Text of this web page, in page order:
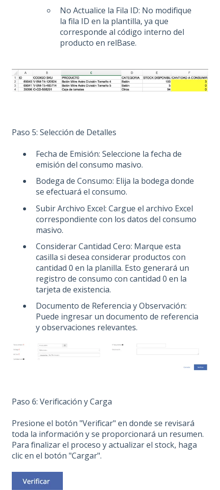
No Actualice la Fila ID: No modifique
la fila ID en la plantilla, ya que
corresponde al código interno del
producto en relBase.
Paso 5: Selección de Detalles
Fecha de Emisión: Seleccione la fecha de
emisión del consumo masivo.
Bodega de Consumo: Elija la bodega donde
se efectuará el consumo.
Subir Archivo Excel: Cargue el archivo Excel
correspondiente con los datos del consumo
masivo.
Considerar Cantidad Cero: Marque esta
casilla si desea considerar productos con
cantidad 0 en la planilla. Esto generará un
registro de consumo con cantidad 0 en la
tarjeta de existencia.
Documento de Referencia y Observación:
Puede ingresar un documento de referencia
y observaciones relevantes.
Paso 6: Verificación y Carga
Presione el botón "Verificar" en donde se revisará
toda la información y se proporcionará un resumen.
Para finalizar el proceso y actualizar el stock, haga
clic en el botón "Cargar".